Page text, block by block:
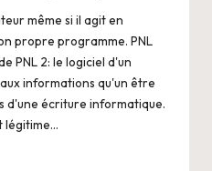
même si il agit en
propre programme. PNL
PNL 2: le logiciel d'un
informations qu'un être
d'une écriture informatique.
légitime…